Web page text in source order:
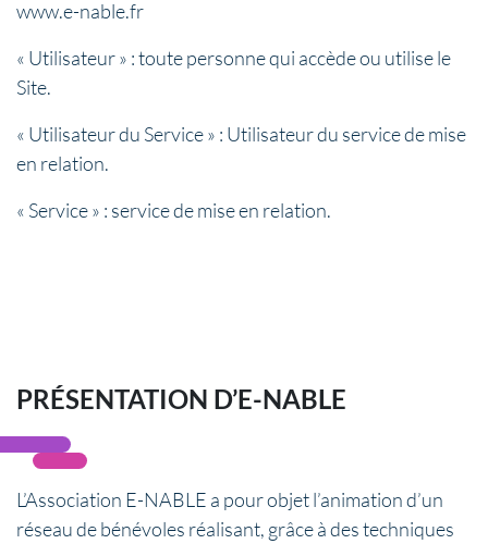
www.e-nable.fr
« Utilisateur » : toute personne qui accède ou utilise le
Site.
« Utilisateur du Service » : Utilisateur du service de mise
en relation.
« Service » : service de mise en relation.
PRÉSENTATION D’E-NABLE
L’Association E-NABLE a pour objet l’animation d’un
réseau de bénévoles réalisant, grâce à des techniques